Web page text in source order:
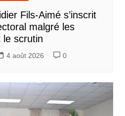
Fils-Aimé s’inscrit
malgré les
le scrutin
4 août 2026 0